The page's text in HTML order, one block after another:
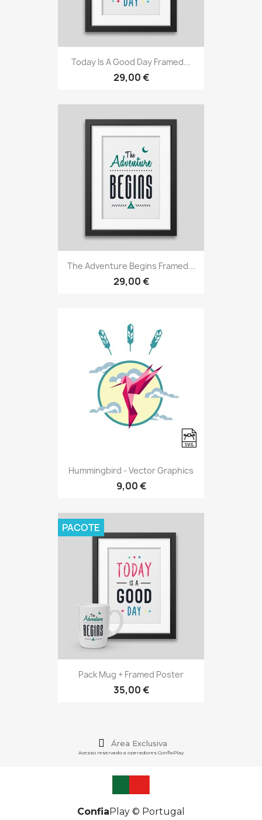
Today Is A Good Day Framed...
29,00 €
The Adventure Begins Framed...
29,00 €
Hummingbird - Vector Graphics
9,00 €
Pack Mug + Framed Poster
35,00 €
PACOTE
Área Exclusiva
Acesso reservado a operadores ConfiaPlay
Confia Play © Portugal